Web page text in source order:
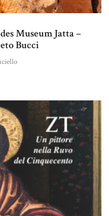
Museum Jatta –
Bucci